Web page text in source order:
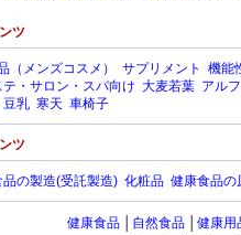
ツ
（メンズコスメ） サプリメント 機能
テ・サロン・スパ向け 大麦若葉 アル
豆乳 寒天 車椅子
ツ
品の製造(受託製造) 化粧品 健康食品の
健康食品 自然食品 健康用